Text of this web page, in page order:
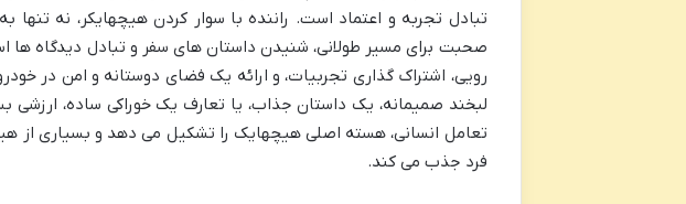
تبادل تجربه و اعتماد است. راننده با سوار کردن هیچهایکر، نه
صحبت برای مسیر طولانی، شنیدن داستان های سفر و تبادل دیدگاه ها
رویی، اشتراک گذاری تجربیات، و ارائه یک فضای دوستانه و امن در
لبخند صمیمانه، یک داستان جذاب، یا تعارف یک خوراکی ساده، ارزشی
تعامل انسانی، هسته اصلی هیچهایک را تشکیل می دهد و بسیاری از
فرد جذب می کند.